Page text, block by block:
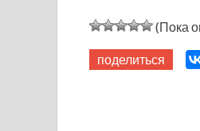
(Пока
поделиться